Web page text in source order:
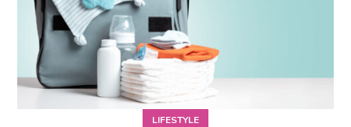
LIFESTYLE